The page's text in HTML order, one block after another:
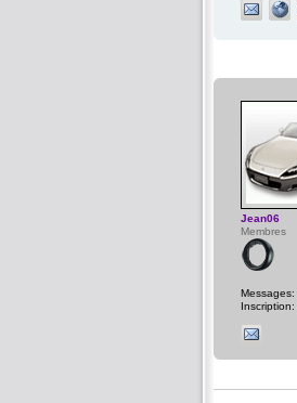
Jean06
Membres
Messages:
Inscription: